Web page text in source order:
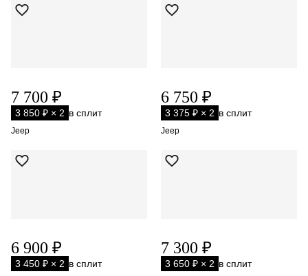
7 700 ₽
3 850 ₽ × 2 в сплит
Jeep
6 750 ₽
3 375 ₽ × 2 в сплит
Jeep
6 900 ₽
3 450 ₽ × 2 в сплит
7 300 ₽
3 650 ₽ × 2 в сплит